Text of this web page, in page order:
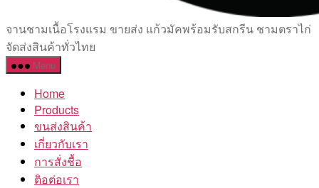
เซรามิค
ครบ
ครัน
โรงงาน
จานชามเนื้อโรงแรม ขายส่ง แก้วมัคพร้อมรับสกรีน ชามตราไก่
จัดส่งสินค้าทั่วไทย
Menu
Home
Products
ขนส่งสินค้า
เกี่ยวกับเรา
การสั่งชื้อ
ติอต่อเรา